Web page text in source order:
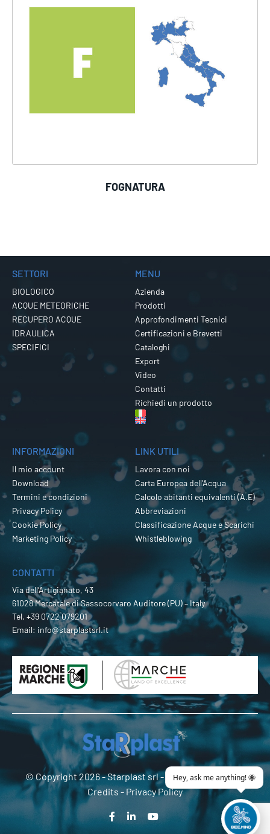
FOGNATURA
SETTORI
BIOLOGICO
ACQUE METEORICHE
RECUPERO ACQUE
IDRAULICA
SPECIFICI
MENU
Azienda
Prodotti
Approfondimenti Tecnici
Certificazioni e Brevetti
Cataloghi
Export
Video
Contatti
Richiedi un prodotto
INFORMAZIONI
Il mio account
Download
Termini e condizioni
Privacy Policy
Cookie Policy
Marketing Policy
LINK UTILI
Lavora con noi
Carta Europea dell’Acqua
Calcolo abitanti equivalenti (A.E)
Abbreviazioni
Classificazione Acque e Scarichi
Whistleblowing
CONTATTI
Via dell’Artigianato, 43
61028 Mercatale di Sassocorvaro Auditore (PU) – Italy
Tel. +39 0722 079201
Email: info@starplastsrl.it
© Copyright 2026 -Starplast srl- P.Iva 02274180419 -
Credits - Privacy Policy